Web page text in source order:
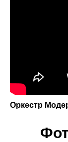
Оркестр